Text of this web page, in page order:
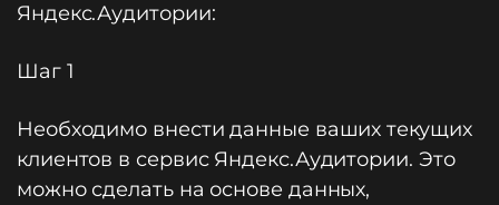
Яндекс.Аудитории:
Шаг 1
Необходимо внести данные ваших текущих
клиентов в сервис Яндекс.Аудитории. Это
можно сделать на основе данных,